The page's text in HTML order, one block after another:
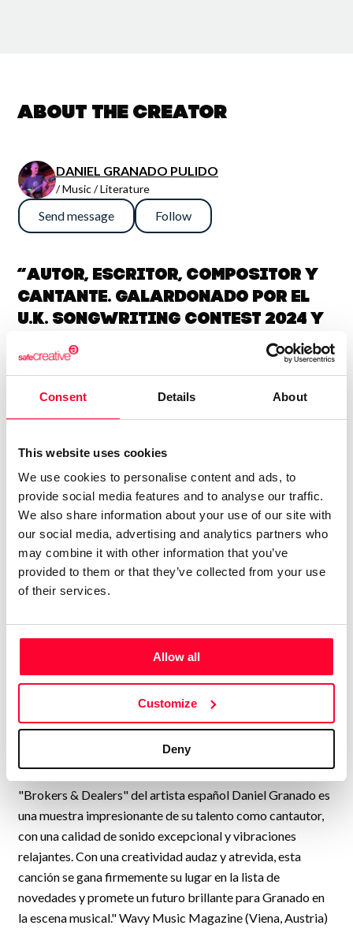
Consent Details About
This website uses cookies
We use cookies to personalise content and ads, to
provide social media features and to analyse our traffic.
We also share information about your use of our site with
our social media, advertising and analytics partners who
may combine it with other information that you’ve
provided to them or that they’ve collected from your use
of their services.
Allow all
Customize
Deny
About the creator
DANIEL GRANADO PULIDO
/ Music / Literature
Send message Follow
“Autor, escritor, compositor y
cantante. Galardonado por el
U.K. Songwriting Contest 2024 y
AAA Artists / Wavy Music
Magazine (Viena, Austria)”
-CANCIONES RECOMENDADAS POR EL U.K.
SONGWRITING CONTEST (2024)
CANCIÓN "RIGHT NOW"
-Canción recomendada por el U.K. Songwriting Contest
2024
-Canción seleccionada por AAA Music y Wavy Music
Magazine (Viena, Austria). “Right Now, del artista español
Daniel Granado, es una canción emocionalmente profunda
sensaciones suaves y relajantes. Con letra profundamente
musical, ganándose un puesto en la lista de la Selección de
TOP 10 EN AAA ARTISTS / WAVY MUSIC MAGAZINE
"Brokers & Dealers" del artista español Daniel Granado es
una muestra impresionante de su talento como cantautor,
con una calidad de sonido excepcional y vibraciones
relajantes. Con una creatividad audaz y atrevida, esta
canción se gana firmemente su lugar en la lista de
novedades y promete un futuro brillante para Granado en
la escena musical." Wavy Music Magazine (Viena, Austria)